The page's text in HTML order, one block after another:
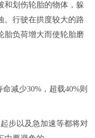
和划伤轮胎的物体，躲
。行驶在拱度较大的路
胎负荷增大而使轮胎磨
减少30%，超载40%则
步以及急加速等都将对